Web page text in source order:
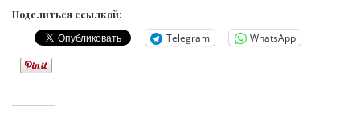
Поделиться ссылкой:
Telegram WhatsApp